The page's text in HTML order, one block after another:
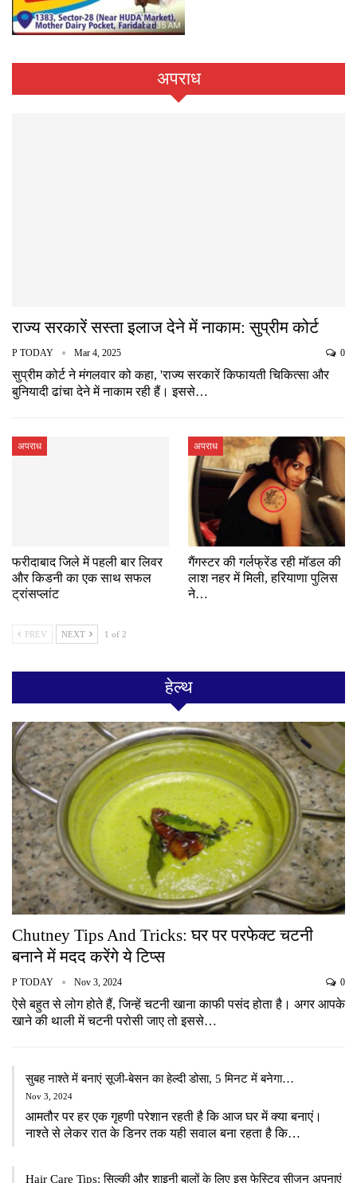
अपराध
राज्य सरकारें सस्ता इलाज देने में नाकाम: सुप्रीम कोर्ट
P TODAY Mar 4, 2025 0
सुप्रीम कोर्ट ने मंगलवार को कहा, 'राज्य सरकारें किफायती चिकित्सा और
बुनियादी ढांचा देने में नाकाम रही हैं। इससे…
अपराध
फरीदाबाद जिले में पहली बार लिवर
और किडनी का एक साथ सफल
ट्रांसप्लांट
अपराध
गैंगस्टर की गर्लफ्रेंड रही मॉडल की
लाश नहर में मिली, हरियाणा पुलिस
ने…
PREV NEXT 1 of 2
हेल्थ
Chutney Tips And Tricks: घर पर परफेक्ट चटनी
बनाने में मदद करेंगे ये टिप्स
P TODAY Nov 3, 2024 0
ऐसे बहुत से लोग होते हैं, जिन्हें चटनी खाना काफी पसंद होता है। अगर आपके
खाने की थाली में चटनी परोसी जाए तो इससे…
सुबह नाश्ते में बनाएं सूजी-बेसन का हेल्दी डोसा, 5 मिनट में बनेगा…
Nov 3, 2024
आमतौर पर हर एक गृहणी परेशान रहती है कि आज घर में क्या बनाएं।
नाश्ते से लेकर रात के डिनर तक यही सवाल बना रहता है कि…
Hair Care Tips: सिल्की और शाइनी बालों के लिए इस फेस्टिव सीजन अपनाएं